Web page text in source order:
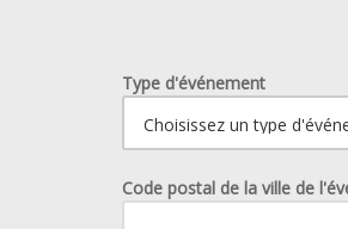
Type d'événement
Code postal de la ville de